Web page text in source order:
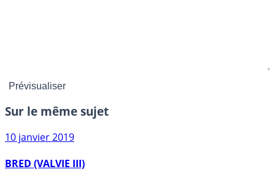
Sur le même sujet
10 janvier 2019